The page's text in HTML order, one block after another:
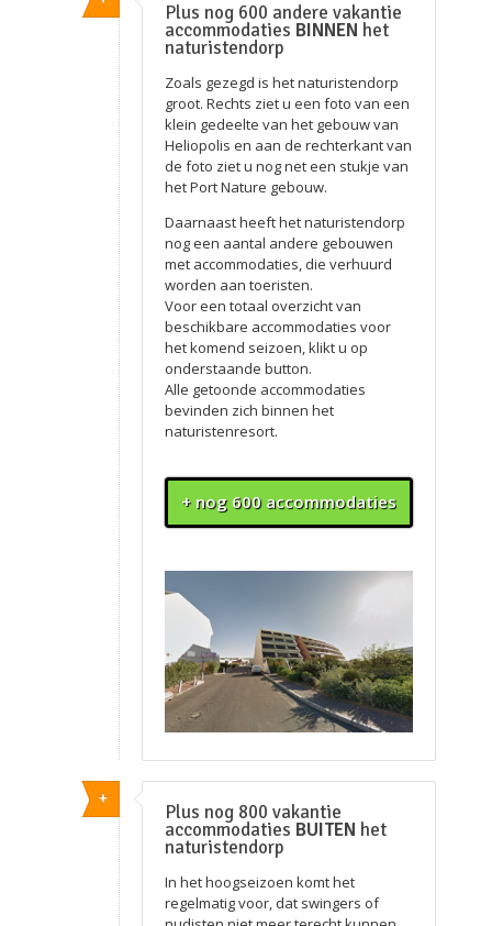
Plus nog 600 andere vakantie
accommodaties BINNEN het
naturistendorp
Zoals gezegd is het naturistendorp
groot. Rechts ziet u een foto van een
klein gedeelte van het gebouw van
Heliopolis en aan de rechterkant van
de foto ziet u nog net een stukje van
het Port Nature gebouw.
Daarnaast heeft het naturistendorp
nog een aantal andere gebouwen
met accommodaties, die verhuurd
worden aan toeristen.
Voor een totaal overzicht van
beschikbare accommodaties voor
het komend seizoen, klikt u op
onderstaande button.
Alle getoonde accommodaties
bevinden zich binnen het
naturistenresort.
+ nog 600 accommodaties
+
Plus nog 800 vakantie
accommodaties BUITEN het
naturistendorp
In het hoogseizoen komt het
regelmatig voor, dat swingers of